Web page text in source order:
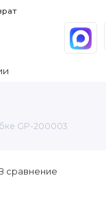
GP-200003
сравнение